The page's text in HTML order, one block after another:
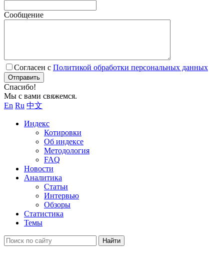
Сообщение
Согласен с Политикой обработки персональных данных
Отправить
Спасибо!
Мы с вами свяжемся.
En Ru 中文
Индекс
Котировки
Об индексе
Методология
FAQ
Новости
Аналитика
Статьи
Интервью
Обзоры
Статистика
Темы
Найти